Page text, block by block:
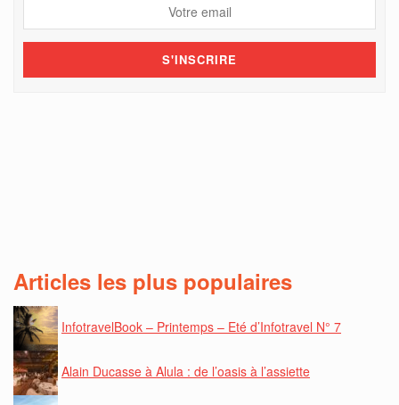
Articles les plus populaires
InfotravelBook – Printemps – Eté d’Infotravel N° 7
Alain Ducasse à Alula : de l’oasis à l’assiette